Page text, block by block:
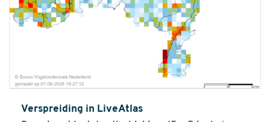
Verspreiding in LiveAtlas